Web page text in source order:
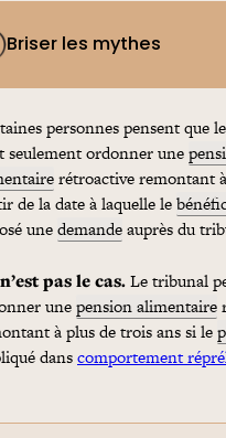
Briser les mythes
personnes pensent que
seulement ordonner une
rétroactive remontant
de la date à laquelle le
unedemandeauprès du
pas le cas.Le tribunal
unepension alimentaire
à plus de trois ans si le
danscomportement